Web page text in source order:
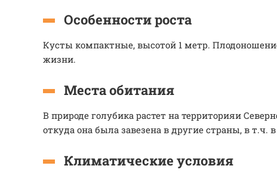
Особенности роста
Кусты компактные, высотой 1 метр.
жизни.
Места обитания
В природе голубика растет на территорияи
откуда она была завезена в другие страны, в т.ч.
Климатические условия